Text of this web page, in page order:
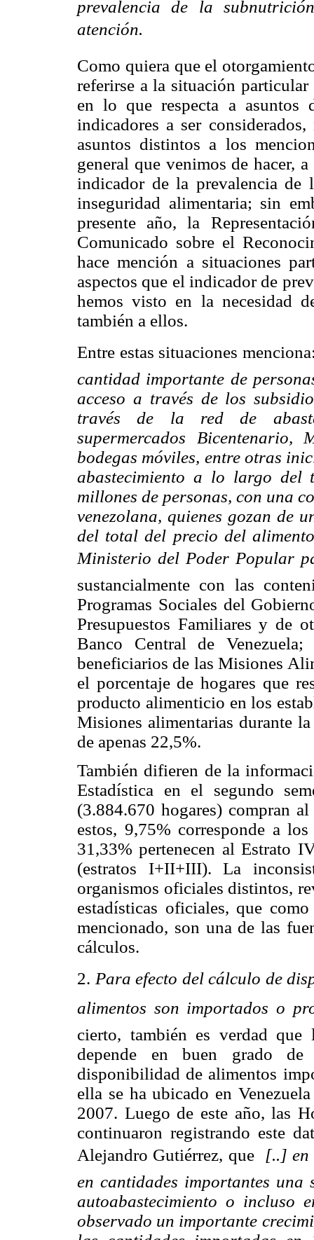
prevalencia de la
atención.
Como quiera que el
referirse a la situación particular
en lo que respecta a asuntos
indicadores a ser
asuntos distintos a los
general que venimos de hacer,
indicador de la prevalencia de
inseguridad alimentaria; sin
presente año, la
Comunicado sobre el
hace mención a situaciones
aspectos que el indicador de
hemos visto en la necesidad
también a ellos.
Entre estas situaciones
cantidad importante de
acceso a través de los
través de la red de
supermercados
bodegas móviles, entre otras
abastecimiento a lo largo del
millones de personas, con una
venezolana, quienes gozan de
del total del precio del
Ministerio del Poder Popular
sustancialmente con las
Programas Sociales del
Presupuestos Familiares y de
Banco Central de
beneficiarios de las Misiones
el porcentaje de hogares que
producto alimenticio en los
Misiones alimentarias durante
de apenas 22,5%.
También difieren de la
Estadística en el segundo
(3.884.670 hogares) compran
estos, 9,75% corresponde a
31,33% pertenecen al Estrato
(estratos I+II+III). La
organismos oficiales distintos,
estadísticas oficiales, que
mencionado, son una de las
cálculos.
2. Para efecto del cálculo de
alimentos son importados o
cierto, también es verdad que
depende en buen grado
disponibilidad de alimentos
ella se ha ubicado en
2007. Luego de este año, las
continuaron registrando este
Alejandro Gutiérrez, que  [..] en
en cantidades importantes
autoabastecimiento o incluso
observado un importante